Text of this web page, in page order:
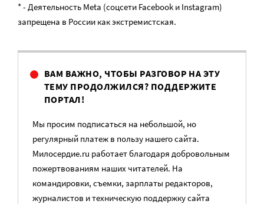
* - Деятельность Meta (соцсети Facebook и Instagram)
запрещена в России как экстремистская.
ВАМ ВАЖНО, ЧТОБЫ РАЗГОВОР НА ЭТУ
ТЕМУ ПРОДОЛЖИЛСЯ? ПОДДЕРЖИТЕ
ПОРТАЛ!
Мы просим подписаться на небольшой, но
регулярный платеж в пользу нашего сайта.
Милосердие.ru работает благодаря добровольным
пожертвованиям наших читателей. На
командировки, съемки, зарплаты редакторов,
журналистов и техническую поддержку сайта